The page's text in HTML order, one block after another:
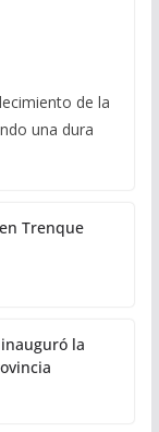
de la
una dura
Trenque
inauguró la